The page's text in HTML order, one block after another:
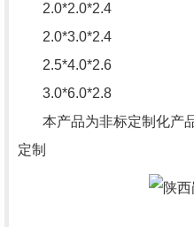
2.0*2.0*2.4
2.0*3.0*2.4
2.5*4.0*2.6
3.0*6.0*2.8
本产品为非标定制化产
定制